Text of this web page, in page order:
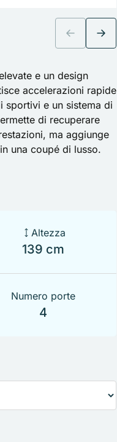
e un design
accelerazioni rapide
sportivi e un sistema di
di recuperare
ma aggiunge
una coupé di lusso.
Altezza
139 cm
Numero porte
4